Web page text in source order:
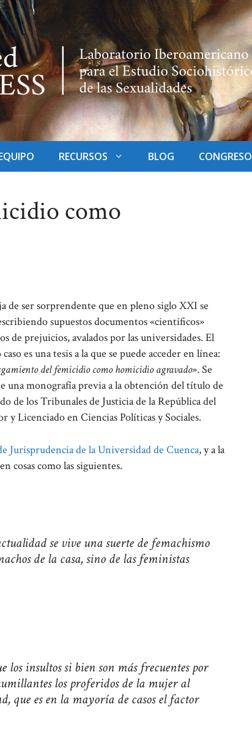
RECURSOS BLOG CONGRESO
como
de ser sorprendente que en pleno siglo XXI se
supuestos documentos «científicos»
de prejuicios, avalados por las universidades. El
es una tesis a la que se puede acceder en línea:
del femicidio como homicidio agravado». Se
una monografía previa a la obtención del título de
de los Tribunales de Justicia de la República del
y Licenciado en Ciencias Políticas y Sociales.
Jurisprudencia de la Universidad de Cuenca, y a la
cosas como las siguientes.
se vive una suerte de femachismo
de la casa, sino de las feministas
insultos si bien son más frecuentes por
los proferidos de la mujer al
que es en la mayoría de casos el factor